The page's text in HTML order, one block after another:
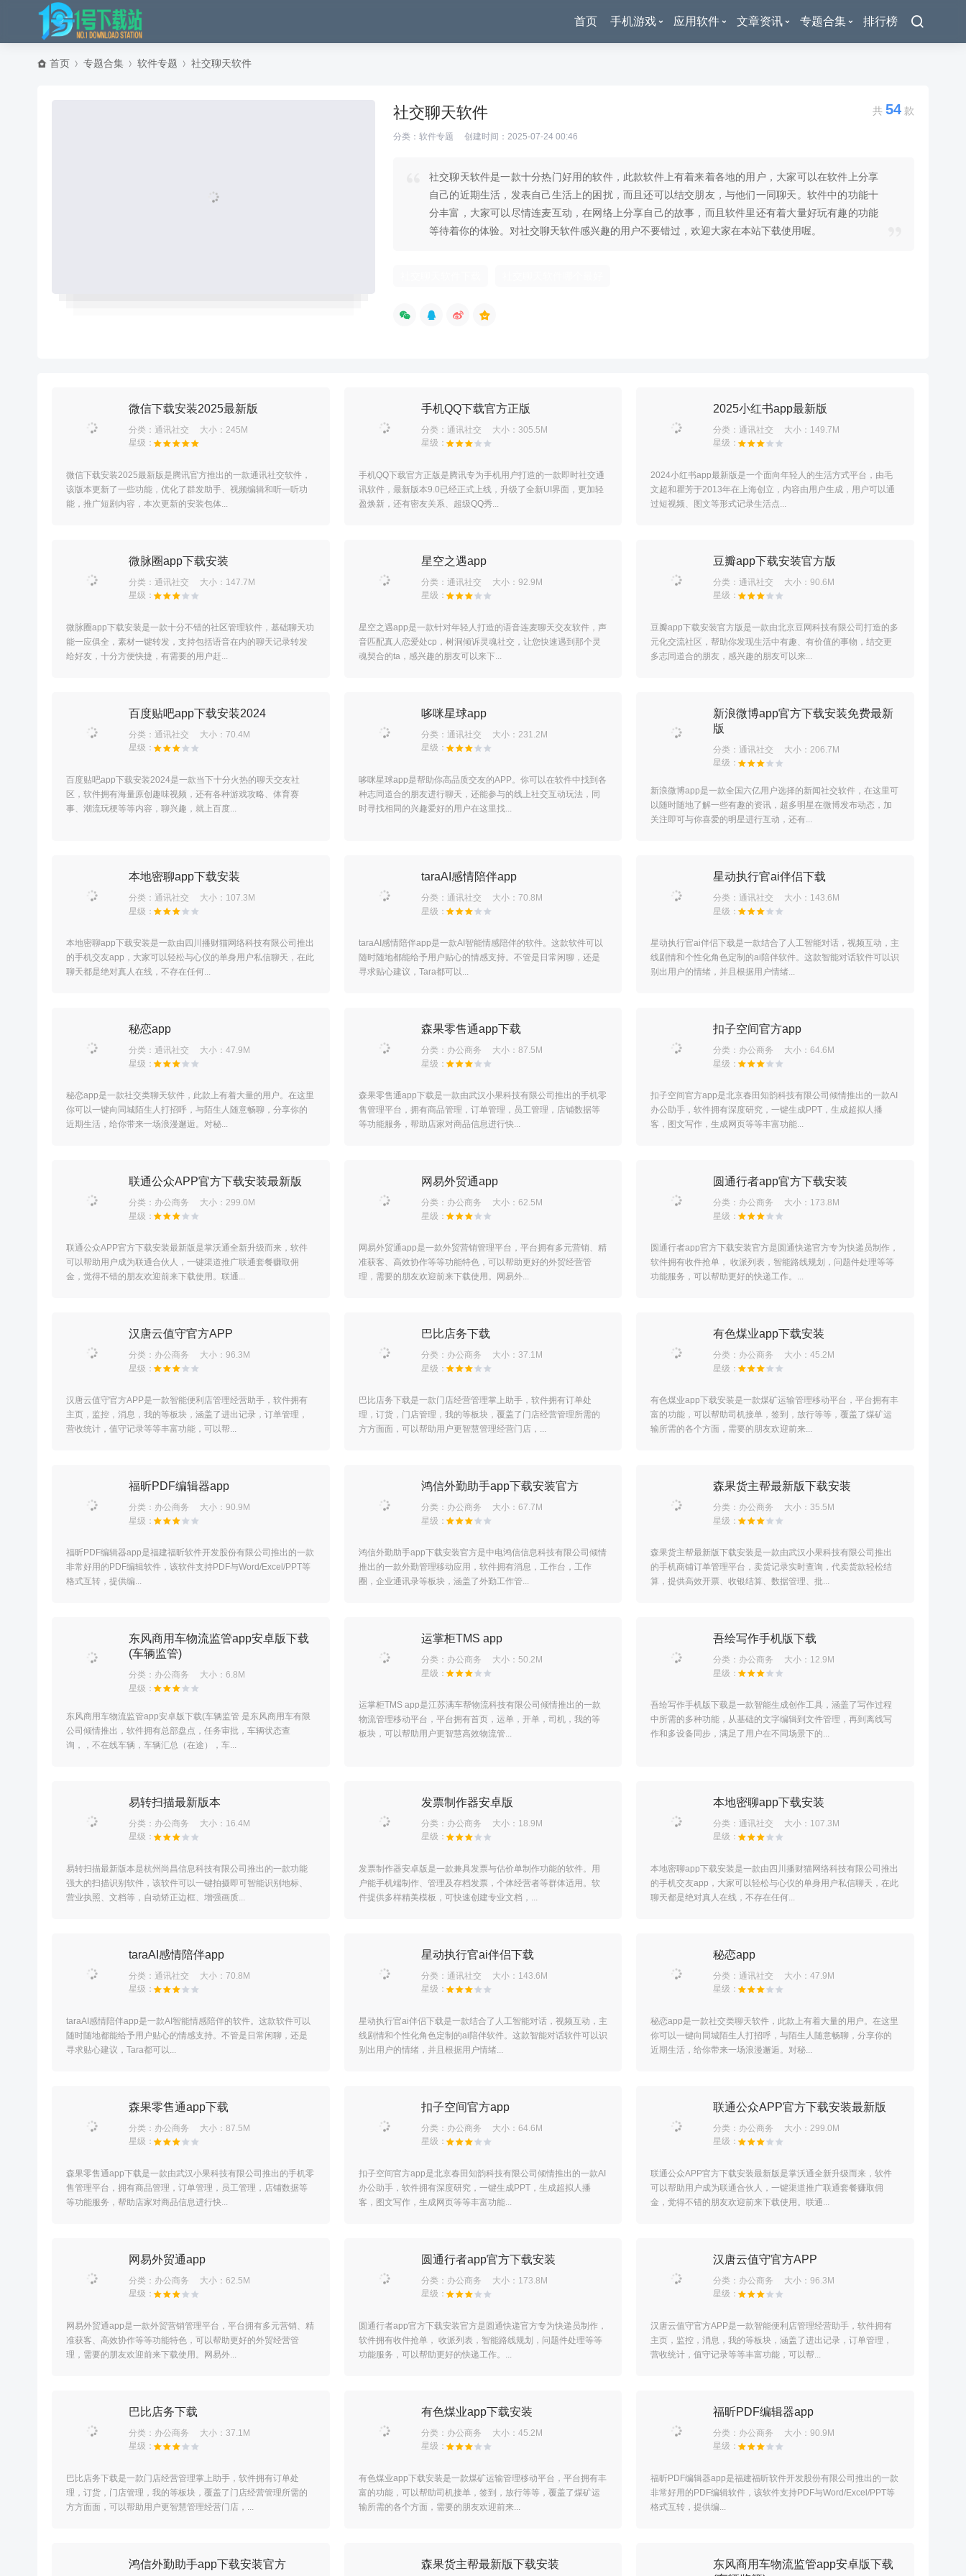
首页 手机游戏 应用软件 文章资讯 专题合集 排行榜
首页 专题合集 软件专题 社交聊天软件
社交聊天软件 共 54 款
分类： 软件专题 创建时间：2025-07-24 00:46
社交聊天软件是一款十分热门好用的软件，此款软件上有着来着各地的用户，大家可以在软件上分享
自己的近期生活，发表自己生活上的困扰，而且还可以结交朋友，与他们一同聊天。软件中的功能十
分丰富，大家可以尽情连麦互动，在网络上分享自己的故事，而且软件里还有着大量好玩有趣的功能
等待着你的体验。对社交聊天软件感兴趣的用户不要错过，欢迎大家在本站下载使用喔。
微信下载安装2025最新版
分类： 通讯社交 大小：245M
微信下载安装2025最新版是腾讯官方推出的一款通讯社交软件，
该版本更新了一些功能，优化了群发助手、视频编辑和听一听功
能，推广短剧内容，本次更新的安装包体...
手机QQ下载官方正版
分类： 通讯社交 大小：305.5M
手机QQ下载官方正版是腾讯专为手机用户打造的一款即时社交通
讯软件，最新版本9.0已经正式上线，升级了全新UI界面，更加轻
盈焕新，还有密友关系、超级QQ秀...
2025小红书app最新版
分类：通讯社交 大小：149.7M
2024小红书app最新版是一个面向年轻人的生活方式平台，由毛
文超和瞿芳于2013年在上海创立，内容由用户生成，用户可以通
过短视频、图文等形式记录生活点...
微脉圈app下载安装
分类： 通讯社交 大小：147.7M
微脉圈app下载安装是一款十分不错的社区管理软件，基础聊天功
能一应俱全，素材一键转发，支持包括语音在内的聊天记录转发
给好友，十分方便快捷，有需要的用户赶...
星空之遇app
分类： 通讯社交 大小：92.9M
星空之遇app是一款针对年轻人打造的语音连麦聊天交友软件，声
音匹配真人恋爱处cp，树洞倾诉灵魂社交，让您快速遇到那个灵
魂契合的ta，感兴趣的朋友可以来下...
豆瓣app下载安装官方版
分类：通讯社交 大小：90.6M
豆瓣app下载安装官方版是一款由北京豆网科技有限公司打造的多
元化交流社区，帮助你发现生活中有趣、有价值的事物，结交更
多志同道合的朋友，感兴趣的朋友可以来...
百度贴吧app下载安装2024
分类： 通讯社交 大小：70.4M
百度贴吧app下载安装2024是一款当下十分火热的聊天交友社
区，软件拥有海量原创趣味视频，还有各种游戏攻略、体育赛
事、潮流玩梗等等内容，聊兴趣，就上百度...
哆咪星球app
分类： 通讯社交 大小：231.2M
哆咪星球app是帮助你高品质交友的APP。你可以在软件中找到各
种志同道合的朋友进行聊天，还能参与的线上社交互动玩法，同
时寻找相同的兴趣爱好的用户在这里找...
新浪微博app官方下载安装免费最新
版
分类：通讯社交 大小：206.7M
新浪微博app是一款全国六亿用户选择的新闻社交软件，在这里可
以随时随地了解一些有趣的资讯，超多明星在微博发布动态，加
关注即可与你喜爱的明星进行互动，还有...
本地密聊app下载安装
分类： 通讯社交 大小：107.3M
本地密聊app下载安装是一款由四川播财猫网络科技有限公司推出
的手机交友app，大家可以轻松与心仪的单身用户私信聊天，在此
聊天都是绝对真人在线，不存在任何...
taraAI感情陪伴app
分类： 通讯社交 大小：70.8M
taraAI感情陪伴app是一款AI智能情感陪伴的软件。这款软件可以
随时随地都能给予用户贴心的情感支持。不管是日常闲聊，还是
寻求贴心建议，Tara都可以...
星动执行官ai伴侣下载
分类：通讯社交 大小：143.6M
星动执行官ai伴侣下载是一款结合了人工智能对话，视频互动，主
线剧情和个性化角色定制的ai陪伴软件。这款智能对话软件可以识
别出用户的情绪，并且根据用户情绪...
秘恋app
分类： 通讯社交 大小：47.9M
秘恋app是一款社交类聊天软件，此款上有着大量的用户。在这里
你可以一键向同城陌生人打招呼，与陌生人随意畅聊，分享你的
近期生活，给你带来一场浪漫邂逅。对秘...
森果零售通app下载
分类： 办公商务 大小：87.5M
森果零售通app下载是一款由武汉小果科技有限公司推出的手机零
售管理平台，拥有商品管理，订单管理，员工管理，店铺数据等
等功能服务，帮助店家对商品信息进行快...
扣子空间官方app
分类： 办公商务 大小：64.6M
扣子空间官方app是北京春田知韵科技有限公司倾情推出的一款AI
办公助手，软件拥有深度研究，一键生成PPT，生成超拟人播
客，图文写作，生成网页等等丰富功能...
联通公众APP官方下载安装最新版
分类： 办公商务 大小：299.0M
联通公众APP官方下载安装最新版是掌沃通全新升级而来，软件
可以帮助用户成为联通合伙人，一键渠道推广联通套餐赚取佣
金，觉得不错的朋友欢迎前来下载使用。联通...
网易外贸通app
分类： 办公商务 大小：62.5M
网易外贸通app是一款外贸营销管理平台，平台拥有多元营销、精
准获客、高效协作等等功能特色，可以帮助更好的外贸经营管
理，需要的朋友欢迎前来下载使用。网易外...
圆通行者app官方下载安装
分类： 办公商务 大小：173.8M
圆通行者app官方下载安装官方是圆通快递官方专为快递员制作，
软件拥有收件抢单， 收派列表，智能路线规划，问题件处理等等
功能服务，可以帮助更好的快递工作。...
汉唐云值守官方APP
分类： 办公商务 大小：96.3M
汉唐云值守官方APP是一款智能便利店管理经营助手，软件拥有
主页，监控，消息，我的等板块，涵盖了进出记录，订单管理，
营收统计，值守记录等等丰富功能，可以帮...
巴比店务下载
分类： 办公商务 大小：37.1M
巴比店务下载是一款门店经营管理掌上助手，软件拥有订单处
理，订货，门店管理，我的等板块，覆盖了门店经营管理所需的
方方面面，可以帮助用户更智慧管理经营门店，...
有色煤业app下载安装
分类： 办公商务 大小：45.2M
有色煤业app下载安装是一款煤矿运输管理移动平台，平台拥有丰
富的功能，可以帮助司机接单，签到，放行等等，覆盖了煤矿运
输所需的各个方面，需要的朋友欢迎前来...
福昕PDF编辑器app
分类： 办公商务 大小：90.9M
福昕PDF编辑器app是福建福昕软件开发股份有限公司推出的一款
非常好用的PDF编辑软件，该软件支持PDF与Word/Excel/PPT等
格式互转，提供编...
鸿信外勤助手app下载安装官方
分类： 办公商务 大小：67.7M
鸿信外勤助手app下载安装官方是中电鸿信信息科技有限公司倾情
推出的一款外勤管理移动应用，软件拥有消息，工作台，工作
圈，企业通讯录等板块，涵盖了外勤工作管...
森果货主帮最新版下载安装
分类： 办公商务 大小：35.5M
森果货主帮最新版下载安装是一款由武汉小果科技有限公司推出
的手机商铺订单管理平台，卖货记录实时查询，代卖货款轻松结
算，提供高效开票、收银结算、数据管理、批...
东风商用车物流监管app安卓版下载
(车辆监管)
分类： 办公商务 大小：6.8M
东风商用车物流监管app安卓版下载(车辆监管 是东风商用车有限
公司倾情推出，软件拥有总部盘点，任务审批，车辆状态查
询，，不在线车辆，车辆汇总（在途），车...
运掌柜TMS app
分类： 办公商务 大小：50.2M
运掌柜TMS app是江苏满车帮物流科技有限公司倾情推出的一款
物流管理移动平台，平台拥有首页，运单，开单，司机，我的等
板块，可以帮助用户更智慧高效物流管...
吾绘写作手机版下载
分类： 办公商务 大小：12.9M
吾绘写作手机版下载是一款智能生成创作工具，涵盖了写作过程
中所需的多种功能，从基础的文字编辑到文件管理，再到离线写
作和多设备同步，满足了用户在不同场景下的...
易转扫描最新版本
分类： 办公商务 大小：16.4M
易转扫描最新版本是杭州尚昌信息科技有限公司推出的一款功能
强大的扫描识别软件，该软件可以一键拍摄即可智能识别地标、
营业执照、文档等，自动矫正边框、增强画质...
发票制作器安卓版
分类： 办公商务 大小：18.9M
发票制作器安卓版是一款兼具发票与估价单制作功能的软件。用
户能手机端制作、管理及存档发票，个体经营者等群体适用。软
件提供多样精美模板，可快速创建专业文档，...
本地密聊app下载安装
分类：通讯社交 大小：107.3M
本地密聊app下载安装是一款由四川播财猫网络科技有限公司推出
的手机交友app，大家可以轻松与心仪的单身用户私信聊天，在此
聊天都是绝对真人在线，不存在任何...
taraAI感情陪伴app
分类： 通讯社交 大小：70.8M
taraAI感情陪伴app是一款AI智能情感陪伴的软件。这款软件可以
随时随地都能给予用户贴心的情感支持。不管是日常闲聊，还是
寻求贴心建议，Tara都可以...
星动执行官ai伴侣下载
分类： 通讯社交 大小：143.6M
星动执行官ai伴侣下载是一款结合了人工智能对话，视频互动，主
线剧情和个性化角色定制的ai陪伴软件。这款智能对话软件可以识
别出用户的情绪，并且根据用户情绪...
秘恋app
分类：通讯社交 大小：47.9M
秘恋app是一款社交类聊天软件，此款上有着大量的用户。在这里
你可以一键向同城陌生人打招呼，与陌生人随意畅聊，分享你的
近期生活，给你带来一场浪漫邂逅。对秘...
森果零售通app下载
分类： 办公商务 大小：87.5M
森果零售通app下载是一款由武汉小果科技有限公司推出的手机零
售管理平台，拥有商品管理，订单管理，员工管理，店铺数据等
等功能服务，帮助店家对商品信息进行快...
扣子空间官方app
分类： 办公商务 大小：64.6M
扣子空间官方app是北京春田知韵科技有限公司倾情推出的一款AI
办公助手，软件拥有深度研究，一键生成PPT，生成超拟人播
客，图文写作，生成网页等等丰富功能...
联通公众APP官方下载安装最新版
分类： 办公商务 大小：299.0M
联通公众APP官方下载安装最新版是掌沃通全新升级而来，软件
可以帮助用户成为联通合伙人，一键渠道推广联通套餐赚取佣
金，觉得不错的朋友欢迎前来下载使用。联通...
网易外贸通app
分类： 办公商务 大小：62.5M
网易外贸通app是一款外贸营销管理平台，平台拥有多元营销、精
准获客、高效协作等等功能特色，可以帮助更好的外贸经营管
理，需要的朋友欢迎前来下载使用。网易外...
圆通行者app官方下载安装
分类： 办公商务 大小：173.8M
圆通行者app官方下载安装官方是圆通快递官方专为快递员制作，
软件拥有收件抢单， 收派列表，智能路线规划，问题件处理等等
功能服务，可以帮助更好的快递工作。...
汉唐云值守官方APP
分类： 办公商务 大小：96.3M
汉唐云值守官方APP是一款智能便利店管理经营助手，软件拥有
主页，监控，消息，我的等板块，涵盖了进出记录，订单管理，
营收统计，值守记录等等丰富功能，可以帮...
巴比店务下载
分类： 办公商务 大小：37.1M
巴比店务下载是一款门店经营管理掌上助手，软件拥有订单处
理，订货，门店管理，我的等板块，覆盖了门店经营管理所需的
方方面面，可以帮助用户更智慧管理经营门店，...
有色煤业app下载安装
分类： 办公商务 大小：45.2M
有色煤业app下载安装是一款煤矿运输管理移动平台，平台拥有丰
富的功能，可以帮助司机接单，签到，放行等等，覆盖了煤矿运
输所需的各个方面，需要的朋友欢迎前来...
福昕PDF编辑器app
分类： 办公商务 大小：90.9M
福昕PDF编辑器app是福建福昕软件开发股份有限公司推出的一款
非常好用的PDF编辑软件，该软件支持PDF与Word/Excel/PPT等
格式互转，提供编...
鸿信外勤助手app下载安装官方 森果货主帮最新版下载安装
东风商用车物流监管app安卓版下载